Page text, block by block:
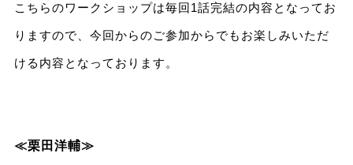
こちらのワークショップは毎回1話完結の内容となってお
りますので、今回からのご参加からでもお楽しみいただ
ける内容となっております。
≪栗田洋輔≫